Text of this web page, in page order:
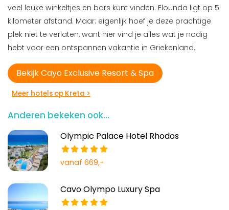
veel leuke winkeltjes en bars kunt vinden. Elounda ligt op 5
kilometer afstand. Maar: eigenlijk hoef je deze prachtige
plek niet te verlaten, want hier vind je alles wat je nodig
hebt voor een ontspannen vakantie in Griekenland.
Bekijk Cayo Exclusive Resort & Spa
Meer hotels op Kreta >
Anderen bekeken ook...
Olympic Palace Hotel Rhodos
vanaf 669,-
Cavo Olympo Luxury Spa